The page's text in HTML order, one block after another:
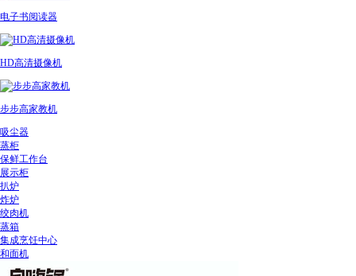
电子书阅读器
HD高清摄像机
步步高家教机
吸尘器
蒸柜
保鲜工作台
展示柜
扒炉
炸炉
绞肉机
蒸箱
集成烹饪中心
和面机